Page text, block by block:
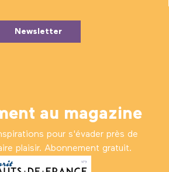
Newsletter
au magazine
pour s'évader près de
plaisir. Abonnement gratuit.